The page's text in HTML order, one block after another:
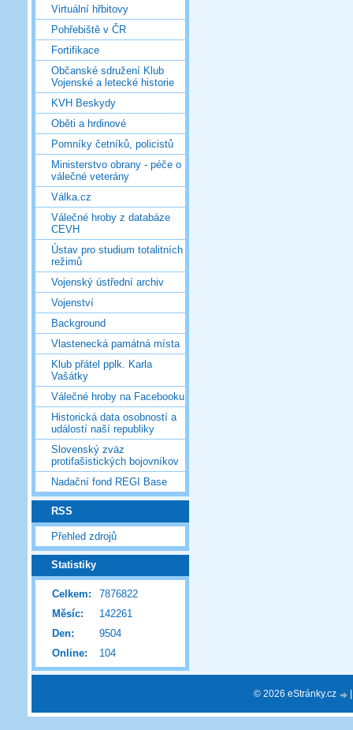
Virtuální hřbitovy
Pohřebiště v ČR
Fortifikace
Občanské sdružení Klub
Vojenské a letecké historie
KVH Beskydy
Oběti a hrdinové
Pomníky četníků, policistů
Ministerstvo obrany - péče o
válečné veterány
Válka.cz
Válečné hroby z databáze
CEVH
Ústav pro studium totalitních
režimů
Vojenský ústřední archiv
Vojenství
Background
Vlastenecká památná místa
Klub přátel pplk. Karla
Vašátky
Válečné hroby na Facebooku
Historická data osobností a
událostí naší republiky
Slovenský zväz
protifašistických bojovníkov
Nadační fond REGI Base
RSS
Přehled zdrojů
Statistiky
Online: 104
Celkem:
7876822
Měsíc:
142261
Den:
9504
© 2026 eStránky.cz